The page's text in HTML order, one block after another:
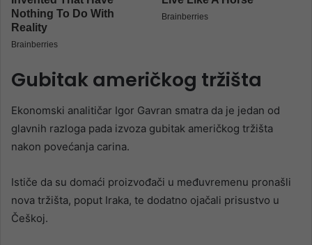
Gubitak američkog tržišta
Ekonomski analitičar Igor Gavran smatra da je jedan od
glavnih razloga pada izvoza gubitak američkog tržišta
nakon povećanja carina.
Ističe da su domaći proizvođači u međuvremenu pronašli
nova tržišta, poput Iraka, te dodatno ojačali prisustvo u
Češkoj.